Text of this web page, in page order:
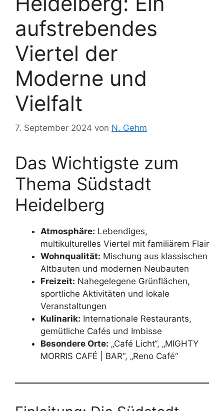
aufstrebendes
Viertel der
Moderne und
Vielfalt
7. September 2024 von N. Gehm
Das Wichtigste zum
Thema Südstadt
Heidelberg
Atmosphäre: Lebendiges,
multikulturelles Viertel mit familiärem Flair
Wohnqualität: Mischung aus klassischen
Altbauten und modernen Neubauten
Freizeit: Nahegelegene Grünflächen,
sportliche Aktivitäten und lokale
Veranstaltungen
Kulinarik: Internationale Restaurants,
gemütliche Cafés und Imbisse
Besondere Orte: „Café Licht“, „MIGHTY
MORRIS CAFÉ | BAR“, „Reno Café“